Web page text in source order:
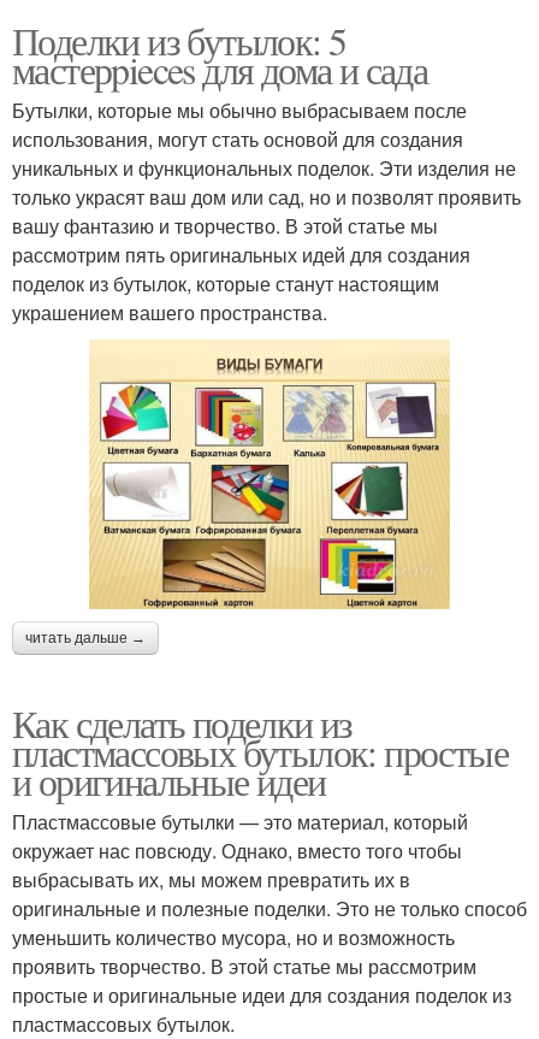
Поделки из бутылок: 5
мастерpieces для дома и сада
Бутылки, которые мы обычно выбрасываем после
использования, могут стать основой для создания
уникальных и функциональных поделок. Эти изделия не
только украсят ваш дом или сад, но и позволят проявить
вашу фантазию и творчество. В этой статье мы
рассмотрим пять оригинальных идей для создания
поделок из бутылок, которые станут настоящим
украшением вашего пространства.
читать дальше →
Как сделать поделки из
пластмассовых бутылок: простые
и оригинальные идеи
Пластмассовые бутылки — это материал, который
окружает нас повсюду. Однако, вместо того чтобы
выбрасывать их, мы можем превратить их в
оригинальные и полезные поделки. Это не только способ
уменьшить количество мусора, но и возможность
проявить творчество. В этой статье мы рассмотрим
простые и оригинальные идеи для создания поделок из
пластмассовых бутылок.